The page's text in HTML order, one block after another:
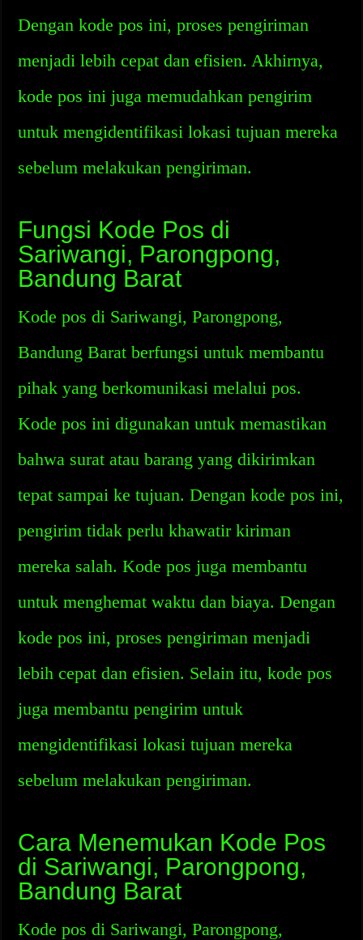
Dengan kode pos ini, proses pengiriman
menjadi lebih cepat dan efisien. Akhirnya,
kode pos ini juga memudahkan pengirim
untuk mengidentifikasi lokasi tujuan mereka
sebelum melakukan pengiriman.
Fungsi Kode Pos di
Sariwangi, Parongpong,
Bandung Barat
Kode pos di Sariwangi, Parongpong,
Bandung Barat berfungsi untuk membantu
pihak yang berkomunikasi melalui pos.
Kode pos ini digunakan untuk memastikan
bahwa surat atau barang yang dikirimkan
tepat sampai ke tujuan. Dengan kode pos ini,
pengirim tidak perlu khawatir kiriman
mereka salah. Kode pos juga membantu
untuk menghemat waktu dan biaya. Dengan
kode pos ini, proses pengiriman menjadi
lebih cepat dan efisien. Selain itu, kode pos
juga membantu pengirim untuk
mengidentifikasi lokasi tujuan mereka
sebelum melakukan pengiriman.
Cara Menemukan Kode Pos
di Sariwangi, Parongpong,
Bandung Barat
Kode pos di Sariwangi, Parongpong,